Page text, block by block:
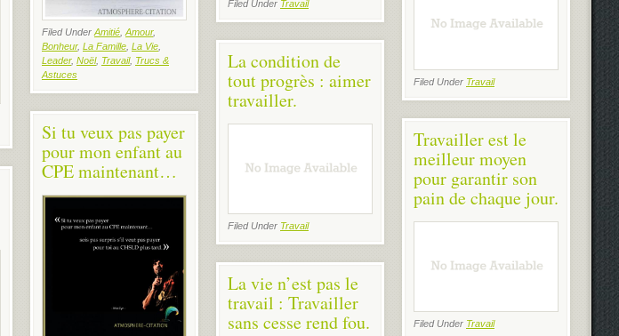
Filed Under Amitié Amour,
Bonheur, La Famille La Vie
Leader, Noël, Travail, Trucs &
Astuces
Filed Under Travail
Filed Under Travail
La condition de
tout progrès : aimer
travailler.
Filed Under Travail
Si tu veux pas payer
pour mon enfant au
CPE maintenant…
Travailler est le
meilleur moyen
pour garantir son
pain de chaque jour.
Filed Under Travail
La vie n’est pas le
travail : Travailler
sans cesse rend fou.